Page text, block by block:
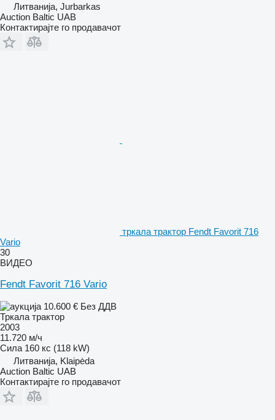
Литванија, Jurbarkas
Auction Baltic UAB
Контактирајте го продавачот
тркала трактор Fendt Favorit 716
Vario
30
ВИДЕО
Fendt Favorit 716 Vario
10.600 € Без ДДВ
Тркала трактор
2003
11.720 м/ч
Сила 160 кс (118 kW)
Литванија, Klaipėda
Auction Baltic UAB
Контактирајте го продавачот